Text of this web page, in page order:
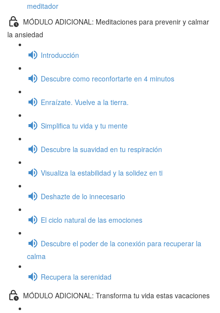
meditador
MÓDULO ADICIONAL: Meditaciones para prevenir y calmar
la ansiedad
Introducción
Descubre como reconfortarte en 4 minutos
Enraízate. Vuelve a la tierra.
Simplifica tu vida y tu mente
Descubre la suavidad en tu respiración
Visualiza la estabilidad y la solidez en ti
Deshazte de lo innecesario
El ciclo natural de las emociones
Descubre el poder de la conexión para recuperar la
calma
Recupera la serenidad
MÓDULO ADICIONAL: Transforma tu vida estas vacaciones